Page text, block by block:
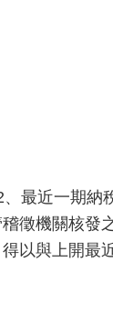
最近一期
徵機關核
以與上開